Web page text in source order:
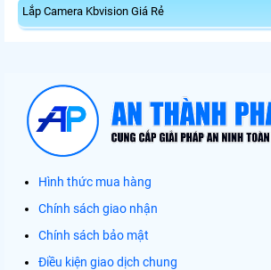
Lắp Camera Kbvision Giá Rẻ
Hình thức mua hàng
Chính sách giao nhận
Chính sách bảo mật
Điều kiện giao dịch chung